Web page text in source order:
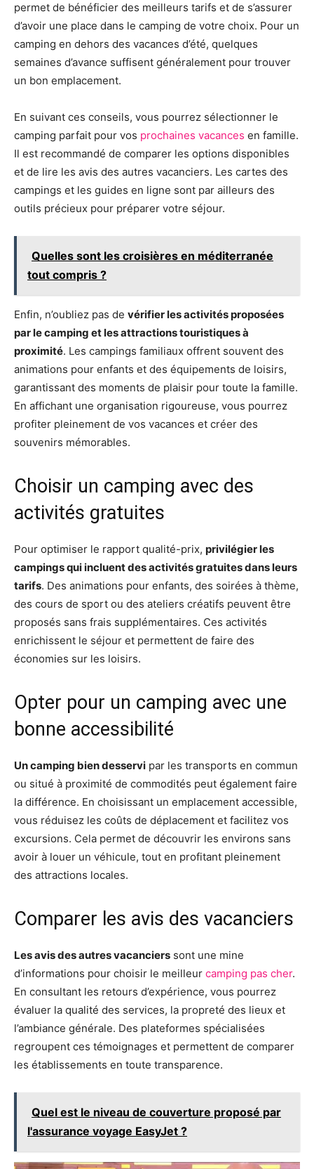
permet de bénéficier des meilleurs tarifs et de s’assurer
d’avoir une place dans le camping de votre choix. Pour un
camping en dehors des vacances d’été, quelques
semaines d’avance suffisent généralement pour trouver
un bon emplacement.
En suivant ces conseils, vous pourrez sélectionner le
camping parfait pour vos prochaines vacances en famille.
Il est recommandé de comparer les options disponibles
et de lire les avis des autres vacanciers. Les cartes des
campings et les guides en ligne sont par ailleurs des
outils précieux pour préparer votre séjour.
Quelles sont les croisières en méditerranée
tout compris ?
Enfin, n’oubliez pas de vérifier les activités proposées
par le camping et les attractions touristiques à
proximité. Les campings familiaux offrent souvent des
animations pour enfants et des équipements de loisirs,
garantissant des moments de plaisir pour toute la famille.
En affichant une organisation rigoureuse, vous pourrez
profiter pleinement de vos vacances et créer des
souvenirs mémorables.
Choisir un camping avec des
activités gratuites
Pour optimiser le rapport qualité-prix, privilégier les
campings qui incluent des activités gratuites dans leurs
tarifs. Des animations pour enfants, des soirées à thème,
des cours de sport ou des ateliers créatifs peuvent être
proposés sans frais supplémentaires. Ces activités
enrichissent le séjour et permettent de faire des
économies sur les loisirs.
Opter pour un camping avec une
bonne accessibilité
Un camping bien desservi par les transports en commun
ou situé à proximité de commodités peut également faire
la différence. En choisissant un emplacement accessible,
vous réduisez les coûts de déplacement et facilitez vos
excursions. Cela permet de découvrir les environs sans
avoir à louer un véhicule, tout en profitant pleinement
des attractions locales.
Comparer les avis des vacanciers
Les avis des autres vacanciers sont une mine
d’informations pour choisir le meilleur camping pas cher.
En consultant les retours d’expérience, vous pourrez
évaluer la qualité des services, la propreté des lieux et
l’ambiance générale. Des plateformes spécialisées
regroupent ces témoignages et permettent de comparer
les établissements en toute transparence.
Quel est le niveau de couverture proposé par
l'assurance voyage EasyJet ?